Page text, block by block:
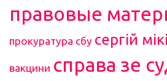
правовые
прокуратура сбу сергій
вакцини справа зе